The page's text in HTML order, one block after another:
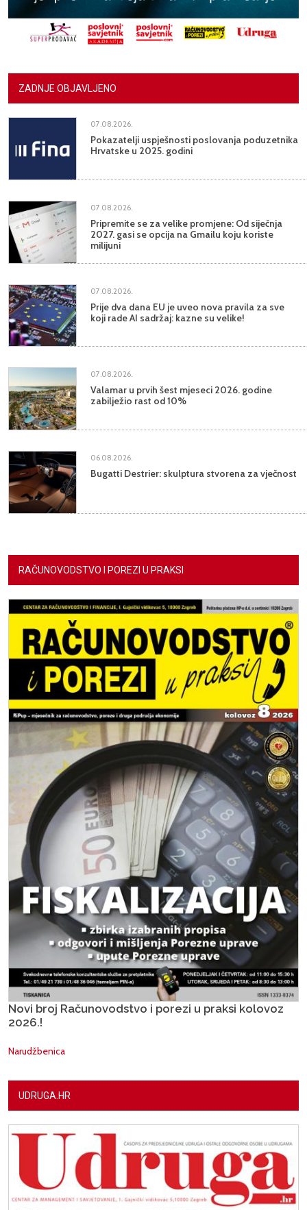
ZADNJE OBJAVLJENO
07.08.2026.
Pokazatelji uspješnosti poslovanja poduzetnika
Hrvatske u 2025. godini
07.08.2026.
Pripremite se za velike promjene: Od siječnja
2027. gasi se opcija na Gmailu koju koriste
milijuni
07.08.2026.
Prije dva dana EU je uveo nova pravila za sve
koji rade AI sadržaj: kazne su velike!
07.08.2026.
Valamar u prvih šest mjeseci 2026. godine
zabilježio rast od 10%
06.08.2026.
Bugatti Destrier: skulptura stvorena za vječnost
RAČUNOVODSTVO I POREZI U PRAKSI
Novi broj Računovodstvo i porezi u praksi kolovoz
2026.!
Narudžbenica
UDRUGA.HR